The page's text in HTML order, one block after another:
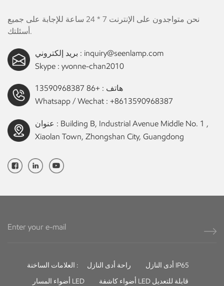
نحن متواجدون على الإنترنت 7 * 24 ساعة للإجابة على جميع
أسئلتك.
بريد إلكتروني : inquiry@seenlamp.com
Skype : yvonne-chan2010
هاتف :+86 13590968387
Whatsapp / Wechat : +8613590968387
عنوان : Building B, Industrial Avenue Middle No. 1 ,
Xiaolan Town, Zhongshan City, Guangdong
العلامات الساخنة : راحة أدى النازل
أدى النازل IP65
أضواء المسار LED
أضواء كاشفة LED قابلة للتعديل